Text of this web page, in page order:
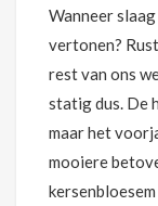
Wanneer
vertonen?
rest van ons
statig dus. De
maar het
mooiere